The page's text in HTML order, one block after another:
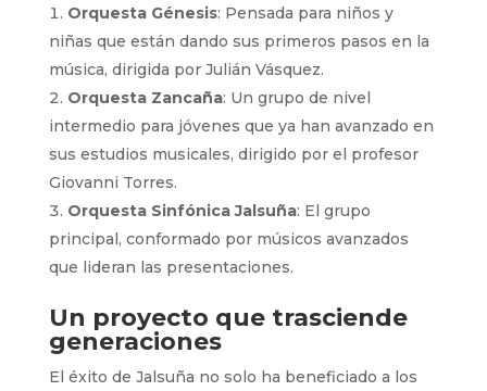
Orquesta Génesis: Pensada para niños y
niñas que están dando sus primeros pasos en la
música, dirigida por Julián Vásquez.
Orquesta Zancaña: Un grupo de nivel
intermedio para jóvenes que ya han avanzado en
sus estudios musicales, dirigido por el profesor
Giovanni Torres.
Orquesta Sinfónica Jalsuña: El grupo
principal, conformado por músicos avanzados
que lideran las presentaciones.
Un proyecto que trasciende
generaciones
El éxito de Jalsuña no solo ha beneficiado a los